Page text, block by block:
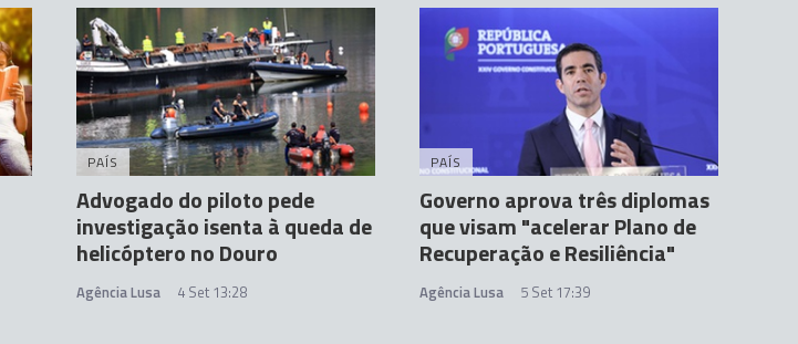
PAÍS
Advogado do piloto pede
investigação isenta à queda de
helicóptero no Douro
Agência Lusa 4 Set 13:28
PAÍS
Governo aprova três diplomas
que visam "acelerar Plano de
Recuperação e Resiliência"
Agência Lusa 5 Set 17:39